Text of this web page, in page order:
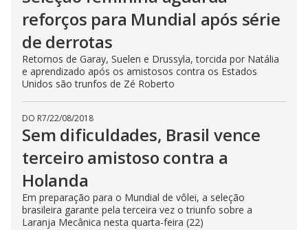
reforços para Mundial após série
de derrotas
Retornos de Garay, Suelen e Drussyla, torcida por Natália
e aprendizado após os amistosos contra os Estados
Unidos são trunfos de Zé Roberto
DO R7/22/08/2018
Sem dificuldades, Brasil vence
terceiro amistoso contra a
Holanda
Em preparação para o Mundial de vôlei, a seleção
brasileira garante pela terceira vez o triunfo sobre a
Laranja Mecânica nesta quarta-feira (22)